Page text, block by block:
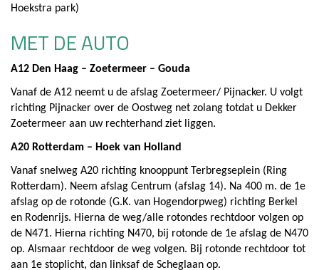
Hoekstra park)
MET DE AUTO
A12 Den Haag – Zoetermeer – Gouda
Vanaf de A12 neemt u de afslag Zoetermeer/ Pijnacker. U volgt
richting Pijnacker over de Oostweg net zolang totdat u Dekker
Zoetermeer aan uw rechterhand ziet liggen.
A20 Rotterdam – Hoek van Holland
Vanaf snelweg A20 richting knooppunt Terbregseplein (Ring
Rotterdam). Neem afslag Centrum (afslag 14). Na 400 m. de 1e
afslag op de rotonde (G.K. van Hogendorpweg) richting Berkel
en Rodenrijs. Hierna de weg/alle rotondes rechtdoor volgen op
de N471. Hierna richting N470, bij rotonde de 1e afslag de N470
op. Alsmaar rechtdoor de weg volgen. Bij rotonde rechtdoor tot
aan 1e stoplicht, dan linksaf de Scheglaan op.